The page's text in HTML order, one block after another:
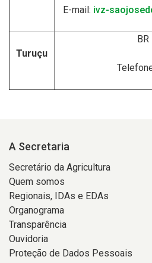
E-mail: ivz-
Turuçu
A Secretaria
Secretário da Agricultura
Quem somos
Regionais, IDAs e EDAs
Organograma
Transparência
Ouvidoria
Proteção de Dados Pessoais